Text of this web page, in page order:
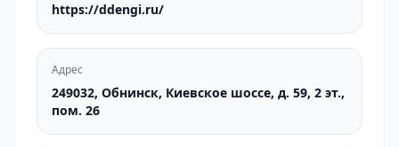
https://ddengi.ru/
Адрес
249032, Обнинск, Киевское шоссе, д. 59, 2 эт.,
пом. 26